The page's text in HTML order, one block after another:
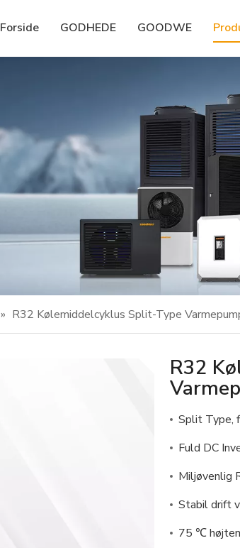
Forside GODHEDE GOODWE
» R32 Kølemiddelcyklus Split-Type
R32
Split Type,
Fuld DC
Miljøvenlig
Stabil drift
75 ℃